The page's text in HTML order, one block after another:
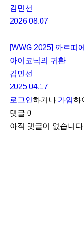
김민선
2026.08.07
[WWG 2025] 까르띠에
아이코닉의 귀환
김민선
2025.04.17
로그인하거나 가입하
댓글 0
아직 댓글이 없습니다.